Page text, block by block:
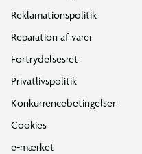
Reklamationspolitik
Reparation af varer
Fortrydelsesret
Privatlivspolitik
Konkurrencebetingelser
Cookies
e-mærket